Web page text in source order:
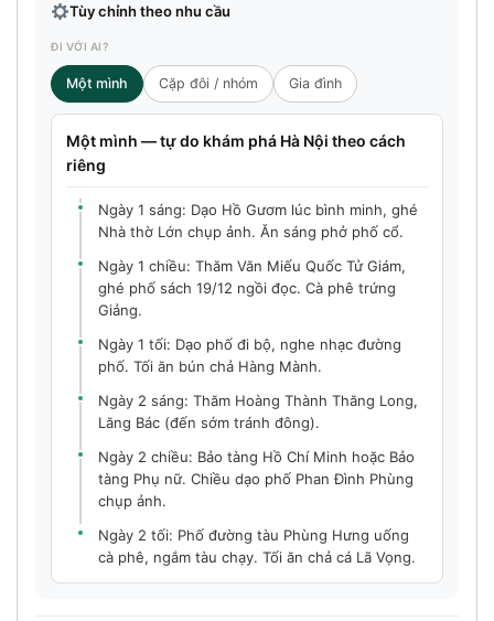
Tùy chỉnh theo nhu cầu
ĐI VỚI AI?
Một mình Cặp đôi / nhóm Gia đình
Một mình — tự do khám phá Hà Nội theo cách
riêng
Ngày 1 sáng: Dạo Hồ Gươm lúc bình minh, ghé
Nhà thờ Lớn chụp ảnh. Ăn sáng phở phố cổ.
Ngày 1 chiều: Thăm Văn Miếu Quốc Tử Giám,
ghé phố sách 19/12 ngồi đọc. Cà phê trứng
Giảng.
Ngày 1 tối: Dạo phố đi bộ, nghe nhạc đường
phố. Tối ăn bún chả Hàng Mành.
Ngày 2 sáng: Thăm Hoàng Thành Thăng Long,
Lăng Bác (đến sớm tránh đông).
Ngày 2 chiều: Bảo tàng Hồ Chí Minh hoặc Bảo
tàng Phụ nữ. Chiều dạo phố Phan Đình Phùng
chụp ảnh.
Ngày 2 tối: Phố đường tàu Phùng Hưng uống
cà phê, ngắm tàu chạy. Tối ăn chả cá Lã Vọng.